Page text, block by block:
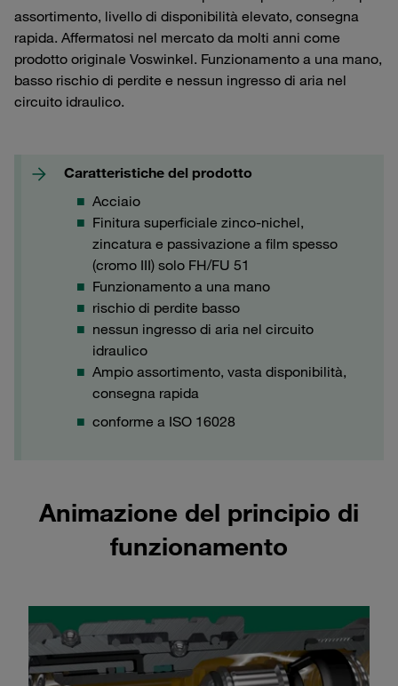
assortimento, livello di disponibilità elevato, consegna
rapida. Affermatosi nel mercato da molti anni come
prodotto originale Voswinkel. Funzionamento a una mano,
basso rischio di perdite e nessun ingresso di aria nel
circuito idraulico.
Caratteristiche del prodotto
Acciaio
Finitura superficiale zinco-nichel,
zincatura e passivazione a film spesso
(cromo III) solo FH/FU 51
Funzionamento a una mano
rischio di perdite basso
nessun ingresso di aria nel circuito
idraulico
Ampio assortimento, vasta disponibilità,
consegna rapida
conforme a ISO 16028
Animazione del principio di
funzionamento